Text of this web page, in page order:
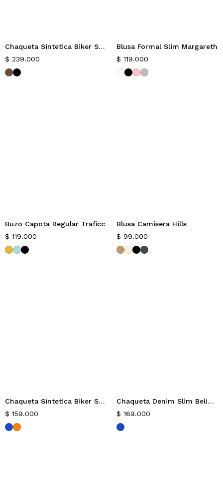
Nuevo
Chaqueta Sintetica Biker Slim Rails
$ 239.000
Nuevo
Blusa Formal Slim Margareth
$ 119.000
Nuevo
Buzo Capota Regular Traficc
$ 119.000
Nuevo
Blusa Camisera Hills
$ 99.000
Nuevo
Chaqueta Sintetica Biker Slim Marant
$ 159.000
Nuevo
Chaqueta Denim Slim Belinda
$ 169.000